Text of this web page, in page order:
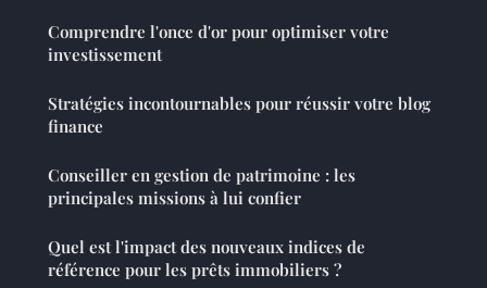
Comprendre l'once d'or pour optimiser votre
investissement
Stratégies incontournables pour réussir votre blog
finance
Conseiller en gestion de patrimoine : les
principales missions à lui confier
Quel est l'impact des nouveaux indices de
référence pour les prêts immobiliers ?